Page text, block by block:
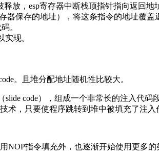
放，esp寄存器中断栈顶指针指向返回
器保存的地址），将这条指令的地址覆盖
。
实现。
。且堆分配地址随机性比较大。
slide code），组成一个非常长的注入代
术，只要使程序跳转到堆中被填充了注
NOP指令填充外，也逐渐开始使用更多的